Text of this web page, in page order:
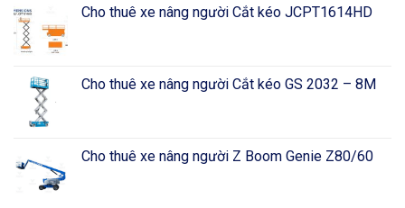
Cho thuê xe nâng người Cắt kéo JCPT1614HD
Cho thuê xe nâng người Cắt kéo GS 2032 – 8M
Cho thuê xe nâng người Z Boom Genie Z80/60